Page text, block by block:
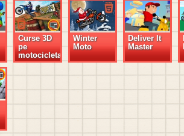
Curse 3D
pe
motocicleta
Winter
Moto
Deliver It
Master